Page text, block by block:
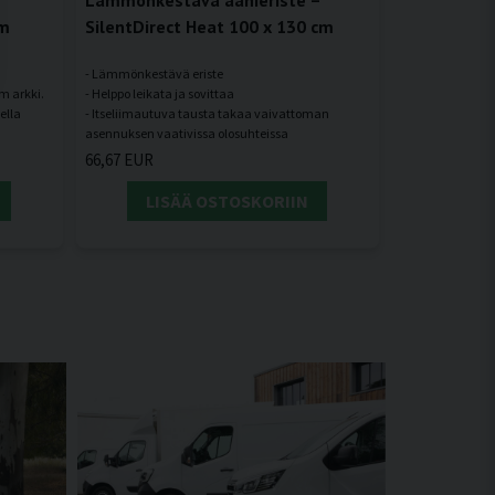
arkki.
SilentDirect Heat 100 x 130 cm
- Lämmönkestävä eriste
- Helppo leikata ja sovittaa
- Itseliimautuva tausta takaa vaivattoman
66,67 EUR
LISÄÄ OSTOSKORIIN